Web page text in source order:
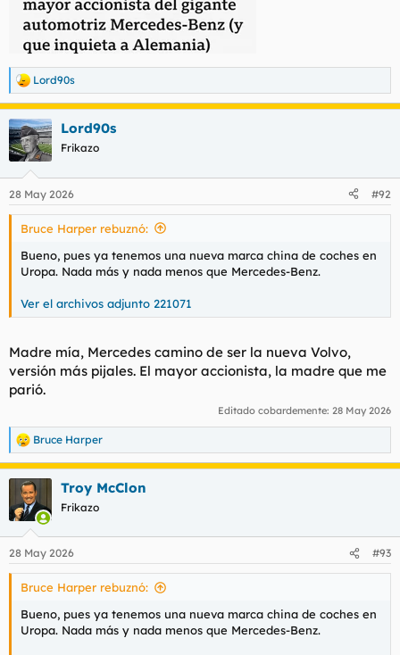
R
e
a
c
c
i
e
s
Lord90s
Lord90s
Frikazo
28 May 2026 #92
Bruce Harper rebuznó:
Bueno, pues ya tenemos una nueva marca china de coches en
Uropa. Nada más y nada menos que Mercedes-Benz.
Ver el archivos adjunto 221071
Madre mía, Mercedes camino de ser la nueva Volvo,
versión más pijales. El mayor accionista, la madre que me
parió.
Editado cobardemente: 28 May 2026
R
e
a
c
i
e
s
Bruce Harper
Troy McClon
Frikazo
28 May 2026 #93
Bruce Harper rebuznó:
Bueno, pues ya tenemos una nueva marca china de coches en
Uropa. Nada más y nada menos que Mercedes-Benz.